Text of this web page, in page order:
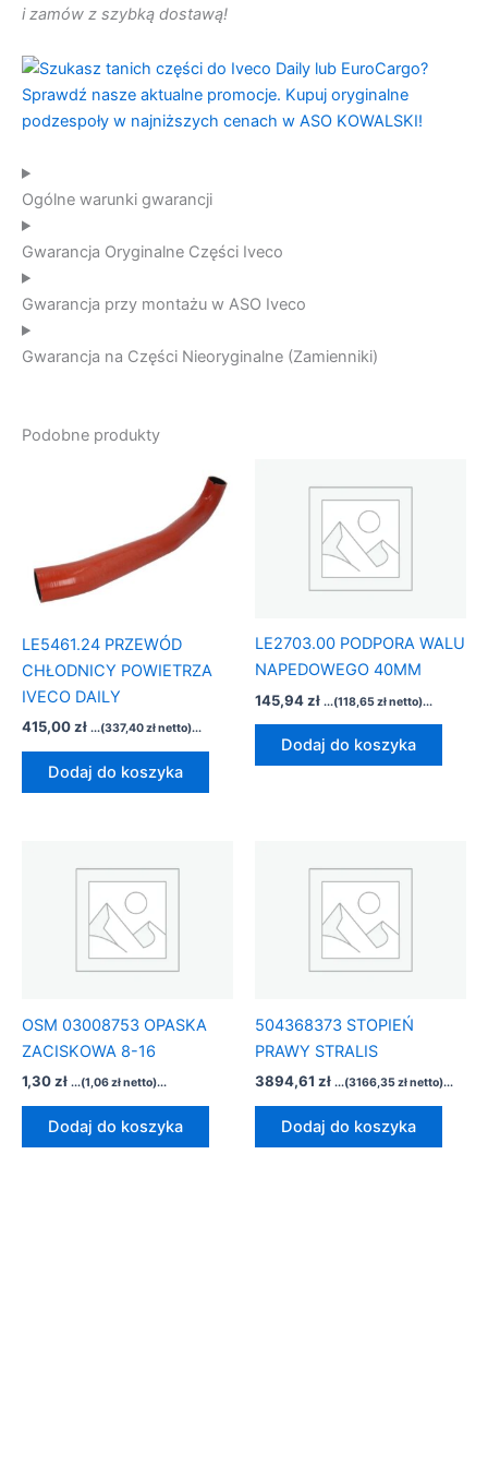
i zamów z szybką dostawą!
Ogólne warunki gwarancji
Gwarancja Oryginalne Części Iveco
Gwarancja przy montażu w ASO Iveco
Gwarancja na Części Nieoryginalne (Zamienniki)
Podobne produkty
LE5461.24 PRZEWÓD
CHŁODNICY POWIETRZA
IVECO DAILY
415,00zł ...(337,40złnetto)...
Dodaj do koszyka
LE2703.00 PODPORA WALU
NAPEDOWEGO 40MM
145,94zł ...(118,65złnetto)...
Dodaj do koszyka
OSM 03008753 OPASKA
ZACISKOWA 8-16
1,30zł ...(1,06złnetto)...
Dodaj do koszyka
504368373 STOPIEŃ
PRAWY STRALIS
3894,61 zł ...(3166,35złnetto)...
Dodaj do koszyka